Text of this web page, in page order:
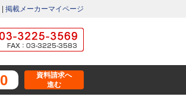
掲載メーカーマイページ
0
資料請求へ
進む